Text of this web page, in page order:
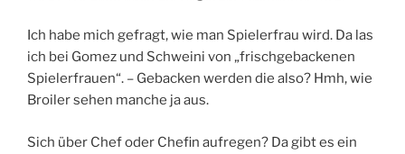
Ich habe mich gefragt, wie man Spielerfrau wird. Da las
ich bei Gomez und Schweini von „frischgebackenen
Spielerfrauen“. – Gebacken werden die also? Hmh, wie
Broiler sehen manche ja aus.
Sich über Chef oder Chefin aufregen? Da gibt es ein